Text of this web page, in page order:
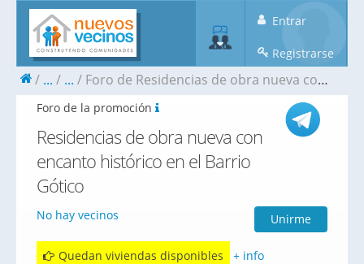
Entrar
Registrarse
... ... Foro de Residencias de obra nueva con encanto histórico en el Barrio Gótico
Foro de la promoción
Residencias de obra nueva con
encanto histórico en el Barrio
Gótico
No hay vecinos Unirme
Quedan viviendas disponibles + info